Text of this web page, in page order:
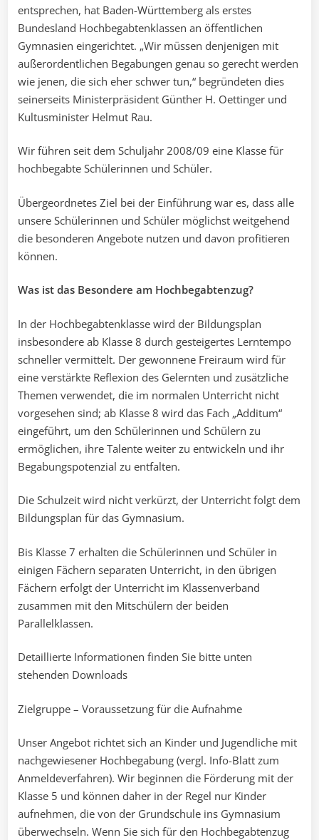
entsprechen, hat Baden-Württemberg als erstes
Bundesland Hochbegabtenklassen an öffentlichen
Gymnasien eingerichtet. „Wir müssen denjenigen mit
außerordentlichen Begabungen genau so gerecht werden
wie jenen, die sich eher schwer tun,“ begründeten dies
seinerseits Ministerpräsident Günther H. Oettinger und
Kultusminister Helmut Rau.
Wir führen seit dem Schuljahr 2008/09 eine Klasse für
hochbegabte Schülerinnen und Schüler.
Übergeordnetes Ziel bei der Einführung war es, dass alle
unsere Schülerinnen und Schüler möglichst weitgehend
die besonderen Angebote nutzen und davon profitieren
können.
Was ist das Besondere am Hochbegabtenzug?
In der Hochbegabtenklasse wird der Bildungsplan
insbesondere ab Klasse 8 durch gesteigertes Lerntempo
schneller vermittelt. Der gewonnene Freiraum wird für
eine verstärkte Reflexion des Gelernten und zusätzliche
Themen verwendet, die im normalen Unterricht nicht
vorgesehen sind; ab Klasse 8 wird das Fach „Additum“
eingeführt, um den Schülerinnen und Schülern zu
ermöglichen, ihre Talente weiter zu entwickeln und ihr
Begabungspotenzial zu entfalten.
Die Schulzeit wird nicht verkürzt, der Unterricht folgt dem
Bildungsplan für das Gymnasium.
Bis Klasse 7 erhalten die Schülerinnen und Schüler in
einigen Fächern separaten Unterricht, in den übrigen
Fächern erfolgt der Unterricht im Klassenverband
zusammen mit den Mitschülern der beiden
Parallelklassen.
Detaillierte Informationen finden Sie bitte unten
stehenden Downloads
Zielgruppe – Voraussetzung für die Aufnahme
Unser Angebot richtet sich an Kinder und Jugendliche mit
nachgewiesener Hochbegabung (vergl. Info-Blatt zum
Anmeldeverfahren). Wir beginnen die Förderung mit der
Klasse 5 und können daher in der Regel nur Kinder
aufnehmen, die von der Grundschule ins Gymnasium
überwechseln. Wenn Sie sich für den Hochbegabtenzug